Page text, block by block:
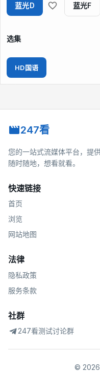
蓝光D 蓝光F
选集
HD国语
247看
您的一站式流媒体平台，提
随时随地，想看就看。
快速链接
首页
浏览
网站地图
法律
隐私政策
服务条款
社群
247看测试讨论群
© 2026